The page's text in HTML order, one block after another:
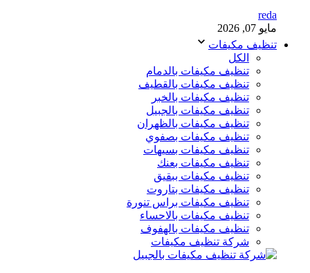
reda
مايو 07, 2026
تنظيف مكيفات
الكل
تنظيف مكيفات بالدمام
تنظيف مكيفات بالقطيف
تنظيف مكيفات بالخبر
تنظيف مكيفات بالجبيل
تنظيف مكيفات بالظهران
تنظيف مكيفات بصفوي
تنظيف مكيفات بسيهات
تنظيف مكيفات بعنك
تنظيف مكيفات ببقيق
تنظيف مكيفات بتاروت
تنظيف مكيفات براس تنورة
تنظيف مكيفات بالاحساء
تنظيف مكيفات بالهفوف
شركة تنظيف مكيفات